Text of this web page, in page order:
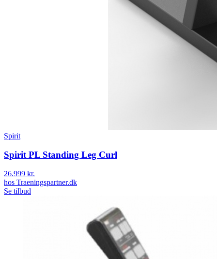
Spirit
Spirit PL Standing Leg Curl
26.999 kr.
hos Traeningspartner.dk
Se tilbud